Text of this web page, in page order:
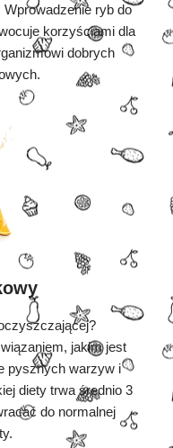
ryb do
korzyściami dla
dobrych
jakim jest
pysznych warzyw i
diety trwa średnio 3
do normalnej